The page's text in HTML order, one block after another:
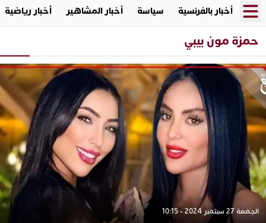
أخبار بالفرنسية سياسة أخبار المشاهير أخبار رياضية
حمزة مون بيبي
الجمعة 27 سبتمبر 2024 - 10:15